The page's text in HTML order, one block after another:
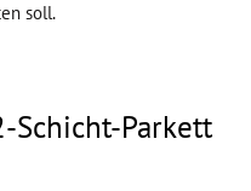
soll.
Schicht-Parkett